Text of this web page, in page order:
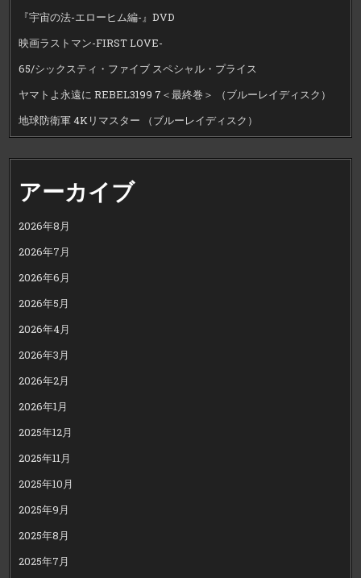
『宇宙の法-エローヒム編-』DVD
映画ラストマン-FIRST LOVE-
65/シックスティ・ファイブ スペシャル・プライス
ヤマトよ永遠に REBEL3199 7＜最終巻＞ （ブルーレイディスク）
地球防衛軍 4Kリマスター （ブルーレイディスク）
アーカイブ
2026年8月
2026年7月
2026年6月
2026年5月
2026年4月
2026年3月
2026年2月
2026年1月
2025年12月
2025年11月
2025年10月
2025年9月
2025年8月
2025年7月